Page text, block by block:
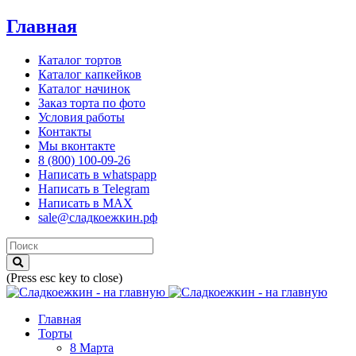
Главная
Каталог тортов
Каталог капкейков
Каталог начинок
Заказ торта по фото
Условия работы
Контакты
Мы вконтакте
8 (800) 100-09-26
Написать в whatspapp
Написать в Telegram
Написать в MAX
sale@сладкоежкин.рф
(Press esc key to close)
Главная
Торты
8 Марта